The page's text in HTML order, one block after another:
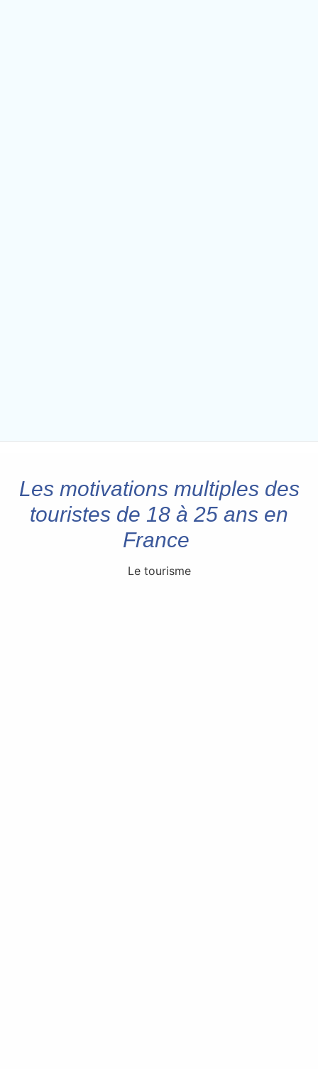
Les motivations multiples des
touristes de 18 à 25 ans en
France
Le tourisme